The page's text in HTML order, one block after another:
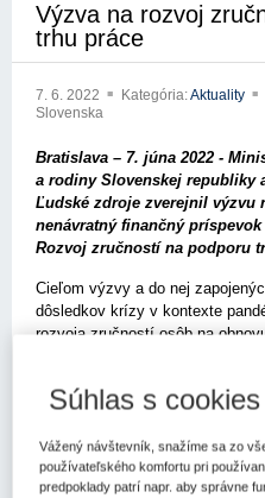
Výzva na rozvoj
trhu práce
7. 6. 2022 Kategória:Aktuality
Slovenska
Bratislava – 7. júna 2022 -
a rodiny Slovenskej republiky
Ľudské zdroje zverejnil výzvu
nenávratný finančný príspevok
Rozvoj zručností na podporu
Cieľom výzvy a do nej
dôsledkov krízy v kontexte
rozvoja zručností osôb na
ktoré bude zabezpečované na
nové / rozšírené zručnosti pre
u zamestnávateľa je stále malá.
Súhlas s cookies
Vážený návštevník, snažíme sa zo
používateľského komfortu pri
predpoklady patrí napr. aby správne